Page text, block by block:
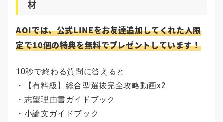
材
AOIでは、公式LINEをお友達追加してくれた人限
定で10個の特典を無料でプレゼントしています！
10秒で終わる質問に答えると
・【有料級】総合型選抜完全攻略動画x2
・志望理由書ガイドブック
・小論文ガイドブック